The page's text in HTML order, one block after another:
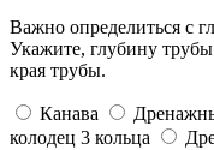
Важно определиться с
Укажите, глубину
края трубы.
Канава
колодец 3 кольца